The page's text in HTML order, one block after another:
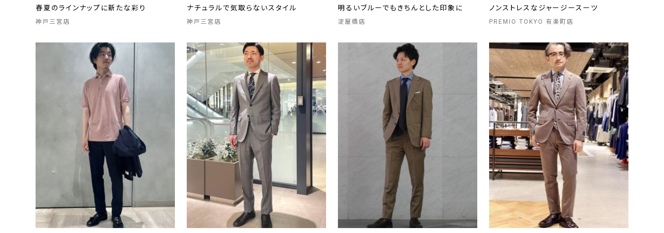
春夏のラインナップに新たな彩り
神戸三宮店
ナチュラルで気取らないスタイル
神戸三宮店
明るいブルーでもきちんとした印象に
淀屋橋店
ノンストレスなジャージースーツ
PREMIO TOKYO 有楽町店